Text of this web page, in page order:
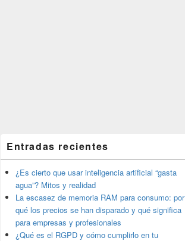
área
de
widget
barra
lateral
primaria
Entradas recientes
¿Es cierto que usar inteligencia artificial “gasta
agua”? Mitos y realidad
La escasez de memoria RAM para consumo: por
qué los precios se han disparado y qué significa
para empresas y profesionales
¿Qué es el RGPD y cómo cumplirlo en tu